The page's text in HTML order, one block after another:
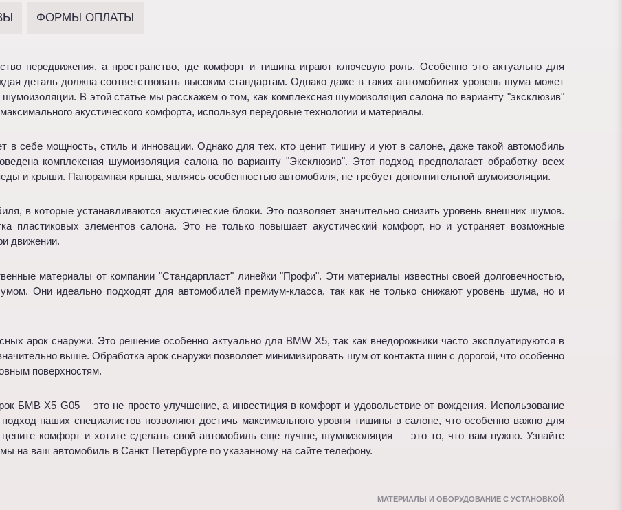
ФОРМЫ ОПЛАТЫ
передвижения, а пространство, где комфорт и тишина играют ключевую роль. Особенно это актуально для
деталь должна соответствовать высоким стандартам. Однако даже в таких автомобилях уровень шума может
В этой статье мы расскажем о том, как комплексная шумоизоляция салона по варианту "эксклюзив"
акустического комфорта, используя передовые технологии и материалы.
в себе мощность, стиль и инновации. Однако для тех, кто ценит тишину и уют в салоне, даже такой автомобиль
комплексная шумоизоляция салона по варианту "Эксклюзив". Этот подход предполагает обработку всех
и крыши. Панорамная крыша, являясь особенностью автомобиля, не требует дополнительной шумоизоляции.
в которые устанавливаются акустические блоки. Это позволяет значительно снизить уровень внешних шумов.
пластиковых элементов салона. Это не только повышает акустический комфорт, но и устраняет возможные
движении.
материалы от компании "Стандарпласт" линейки "Профи". Эти материалы известны своей долговечностью,
Они идеально подходят для автомобилей премиум-класса, так как не только снижают уровень шума, но и
арок снаружи. Это решение особенно актуально для BMW X5, так как внедорожники часто эксплуатируются в
выше. Обработка арок снаружи позволяет минимизировать шум от контакта шин с дорогой, что особенно
поверхностям.
БМВ X5 G05— это не просто улучшение, а инвестиция в комфорт и удовольствие от вождения. Использование
наших специалистов позволяют достичь максимального уровня тишины в салоне, что особенно важно для
комфорт и хотите сделать свой автомобиль еще лучше, шумоизоляция — это то, что вам нужно. Узнайте
на ваш автомобиль в Санкт Петербурге по указанному на сайте телефону.
МАТЕРИАЛЫ И ОБОРУДОВАНИЕ С УСТАНОВКОЙ